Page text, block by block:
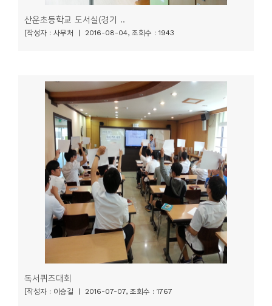
산운초등학교 도서실(경기 ..
[작성자 : 사무처 | 2016-08-04, 조회수 : 1943
독서퀴즈대회
[작성자 : 이승길 | 2016-07-07, 조회수 : 1767